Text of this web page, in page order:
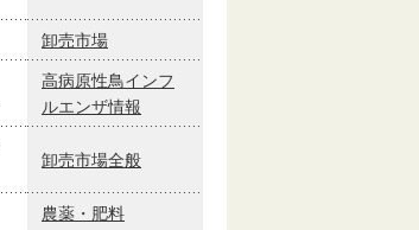
卸売市場
高病原性鳥インフ
ルエンザ情報
卸売市場全般
農薬・肥料